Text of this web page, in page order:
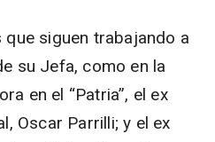
siguen trabajando a
su Jefa, como en la
en el “Patria”, el ex
Oscar Parrilli; y el ex